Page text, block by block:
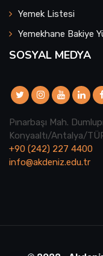
Yemek Listesi
Yemekhane Bakiye
SOSYAL MEDYA
Pınarbaşı Mah.
Konyaaltı/Antalya/
+90 (242) 227 4400
info@akdeniz.edu.tr